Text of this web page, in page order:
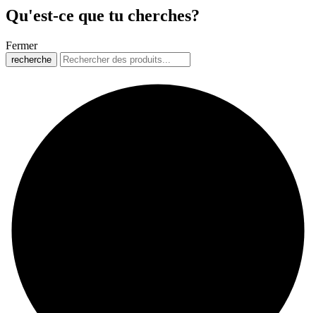
Qu'est-ce que tu cherches?
Fermer
recherche